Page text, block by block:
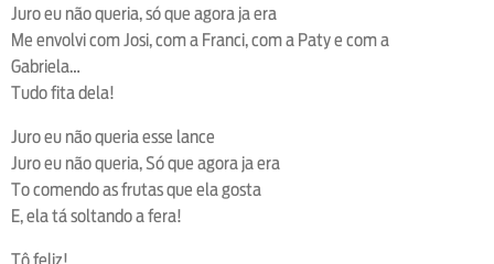
Juro eu não queria, só que agora ja era
Me envolvi com Josi, com a Franci, com a Paty e com a
Gabriela…
Tudo fita dela!
Juro eu não queria esse lance
Juro eu não queria, Só que agora ja era
To comendo as frutas que ela gosta
E, ela tá soltando a fera!